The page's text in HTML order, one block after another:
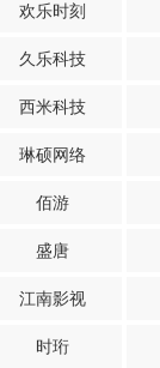
欢乐时刻
久乐科技
西米科技
琳硕网络
佰游
盛唐
江南影视
时珩